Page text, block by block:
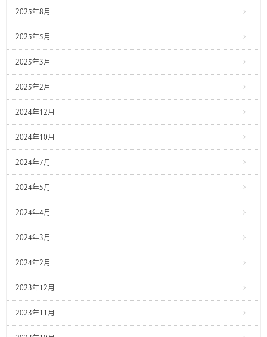
2025年8月
2025年5月
2025年3月
2025年2月
2024年12月
2024年10月
2024年7月
2024年5月
2024年4月
2024年3月
2024年2月
2023年12月
2023年11月